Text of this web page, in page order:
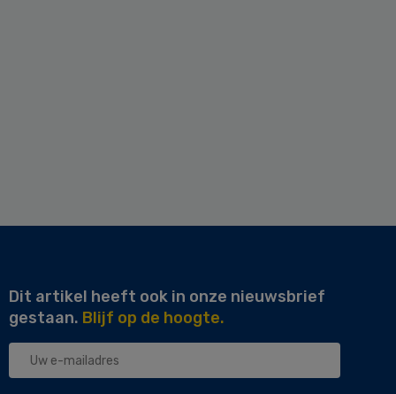
Dit artikel heeft ook in onze nieuwsbrief
gestaan. Blijf op de hoogte.
Uw